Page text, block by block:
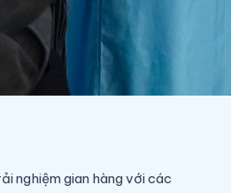
nghiệm gian hàng với các